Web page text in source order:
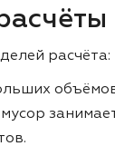
расчёта: